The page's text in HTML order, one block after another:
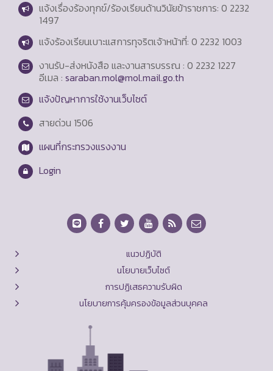
แจ้งเรื่องร้องทุกข์/ร้องเรียนด้านวินัยข้าราชการ: 0 2232
1497
แจ้งร้องเรียนเบาะแสการทุจริตเจ้าหน้าที่: 0 2232 1003
งานรับ-ส่งหนังสือ และงานสารบรรณ : 0 2232 1227
อีเมล : saraban.mol@mol.mail.go.th
แจ้งปัญหาการใช้งานเว็บไซต์
สายด่วน 1506
แผนที่กระทรวงแรงงาน
Login
แนวปฏิบัติ
นโยบายเว็บไซต์
การปฏิเสธความรับผิด
นโยบายการคุ้มครองข้อมูลส่วนบุคคล